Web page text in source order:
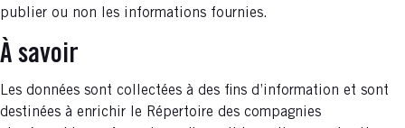
publier ou non les informations fournies.
À savoir
Les données sont collectées à des fins d’information et sont
destinées à enrichir le Répertoire des compagnies